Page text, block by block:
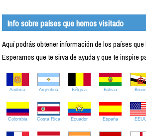
Info sobre países que hemos visitado
Aquí podrás obtener información de los países
Esperamos que te sirva de ayuda y que te inspire
Andorra Argentina Bélgica Bolivia
Colombia Costa Rica Ecuador España